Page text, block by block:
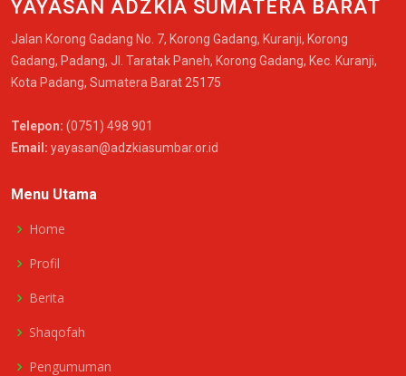
YAYASAN ADZKIA SUMATERA BARAT
Jalan Korong Gadang No. 7, Korong Gadang, Kuranji, Korong
Gadang, Padang, Jl. Taratak Paneh, Korong Gadang, Kec. Kuranji,
Kota Padang, Sumatera Barat 25175
Telepon: (0751) 498 901
Email: yayasan@adzkiasumbar.or.id
Menu Utama
Home
Profil
Berita
Shaqofah
Pengumuman